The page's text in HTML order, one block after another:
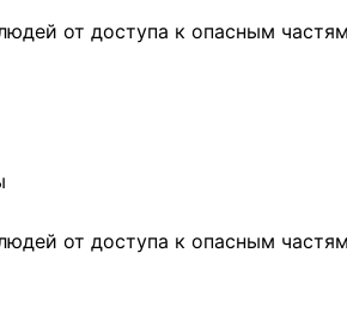
от доступа к опасным
от доступа к опасным